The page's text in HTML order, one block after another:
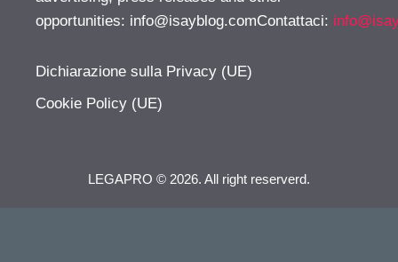
opportunities: info@isayblog.comContattaci:
Dichiarazione sulla Privacy (UE)
Cookie Policy (UE)
LEGAPRO © 2026. All right reserverd.